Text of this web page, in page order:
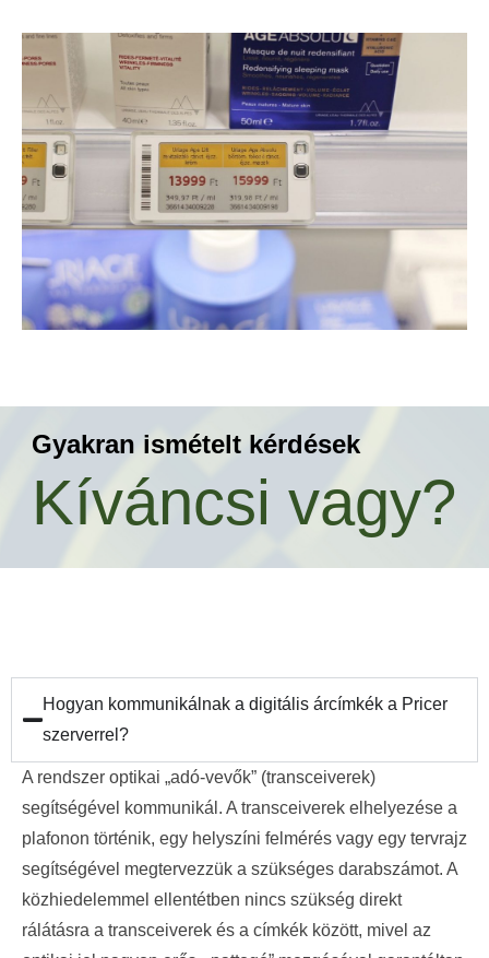
Gyakran ismételt kérdések
Kíváncsi vagy?
Hogyan kommunikálnak a digitális árcímkék a Pricer
szerverrel?
A rendszer optikai „adó-vevők” (transceiverek)
segítségével kommunikál. A transceiverek elhelyezése a
plafonon történik, egy helyszíni felmérés vagy egy tervrajz
segítségével megtervezzük a szükséges darabszámot. A
közhiedelemmel ellentétben nincs szükség direkt
rálátásra a transceiverek és a címkék között, mivel az